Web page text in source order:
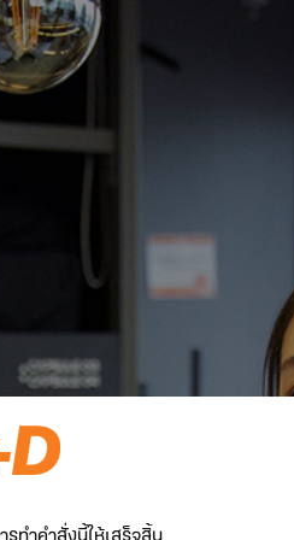
ทำคำสั่งนี้ให้เสร็จสิ้น